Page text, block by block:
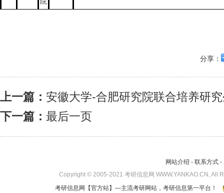
分享：
上一篇： 安徽大学-合肥研究院联合培养研
下一篇： 最后一页
网站介绍 - 联系方式 -
Copyright © 2005-2021 考研信息网 WWW.YANKAO.CN,
考研信息网
【官方站】—主流考研网站，考研信息第一平台！